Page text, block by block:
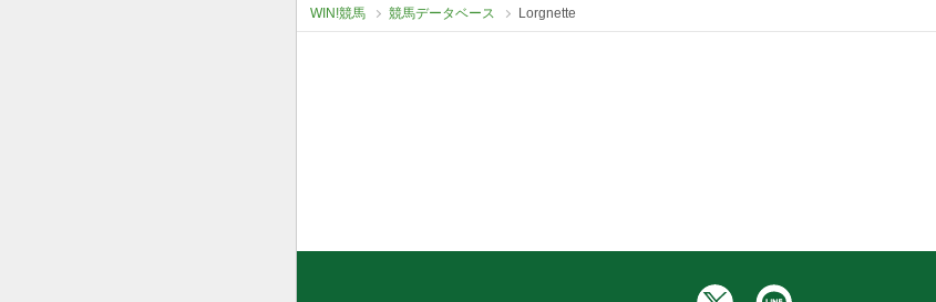
WIN!競馬 競馬データベース Lorgnette